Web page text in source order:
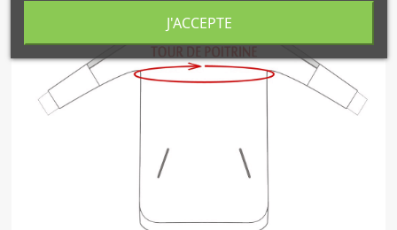
J'ACCEPTE